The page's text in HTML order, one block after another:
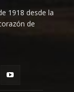
1918 desde la
de